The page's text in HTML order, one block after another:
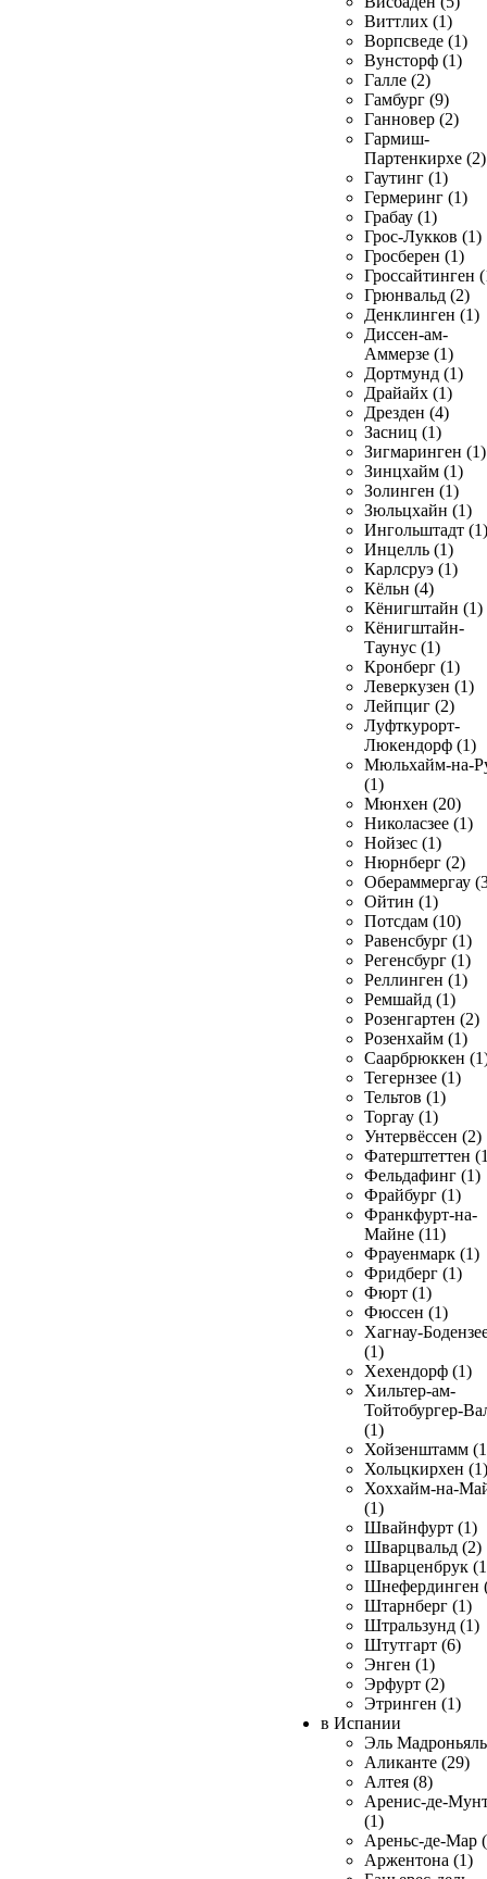
Виттлих (1)
Ворпсведе (1)
Вунсторф (1)
Галле (2)
Гамбург (9)
Ганновер (2)
Гармиш-
Партенкирхе (2)
Гаутинг (1)
Гермеринг (1)
Грабау (1)
Грос-Лукков (1)
Гросберен (1)
Гроссайтинген
Грюнвальд (2)
Денклинген (1)
Диссен-ам-
Аммерзе (1)
Дортмунд (1)
Драйайх (1)
Дрезден (4)
Засниц (1)
Зигмаринген (1)
Зинцхайм (1)
Золинген (1)
Зюльцхайн (1)
Ингольштадт (1)
Инцелль (1)
Карлсруэ (1)
Кёльн (4)
Кёнигштайн (1)
Кёнигштайн-
Таунус (1)
Кронберг (1)
Леверкузен (1)
Лейпциг (2)
Луфткурорт-
Люкендорф (1)
Мюльхайм-на-
(1)
Мюнхен (20)
Николасзее (1)
Нойзес (1)
Нюрнберг (2)
Обераммергау
Ойтин (1)
Потсдам (10)
Равенсбург (1)
Регенсбург (1)
Реллинген (1)
Ремшайд (1)
Розенгартен (2)
Розенхайм (1)
Саарбрюккен
Тегернзее (1)
Тельтов (1)
Торгау (1)
Унтервёссен (2)
Фатерштеттен
Фельдафинг (1)
Фрайбург (1)
Франкфурт-на-
Майне (11)
Фрауенмарк (1)
Фридберг (1)
Фюрт (1)
Фюссен (1)
Хагнау-
(1)
Хехендорф (1)
Хильтер-ам-
Тойтобургер-
(1)
Хойзенштамм
Хольцкирхен (1)
Хоххайм-на-
(1)
Швайнфурт (1)
Шварцвальд (2)
Шварценбрук
Шнефердинген
Штарнберг (1)
Штральзунд (1)
Штутгарт (6)
Энген (1)
Эрфурт (2)
Этринген (1)
в Испании
Эль
Аликанте (29)
Алтея (8)
Аренис-де-
(1)
Ареньс-де-Мар
Аржентона (1)